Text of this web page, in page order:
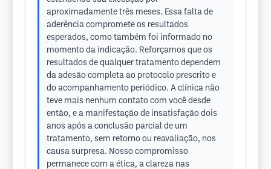
aproximadamente três meses. Essa falta de
aderência compromete os resultados
esperados, como também foi informado no
momento da indicação. Reforçamos que os
resultados de qualquer tratamento dependem
da adesão completa ao protocolo prescrito e
do acompanhamento periódico. A clínica não
teve mais nenhum contato com você desde
então, e a manifestação de insatisfação dois
anos após a conclusão parcial de um
tratamento, sem retorno ou reavaliação, nos
causa surpresa. Nosso compromisso
permanece com a ética, a clareza nas